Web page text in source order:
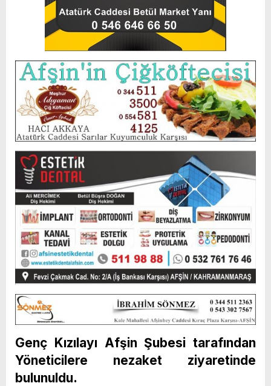
Genç Kızılayı Afşin Şubesi tarafından
Yöneticilere nezaket ziyaretinde
bulunuldu.